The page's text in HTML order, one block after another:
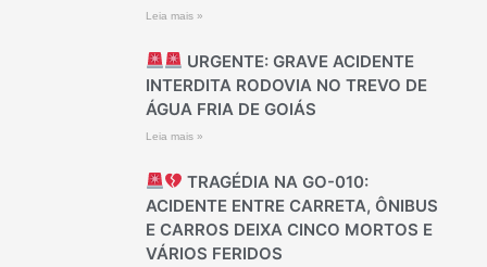
Leia mais »
URGENTE: GRAVE ACIDENTE
INTERDITA RODOVIA NO TREVO DE
ÁGUA FRIA DE GOIÁS
Leia mais »
TRAGÉDIA NA GO-010:
ACIDENTE ENTRE CARRETA, ÔNIBUS
E CARROS DEIXA CINCO MORTOS E
VÁRIOS FERIDOS